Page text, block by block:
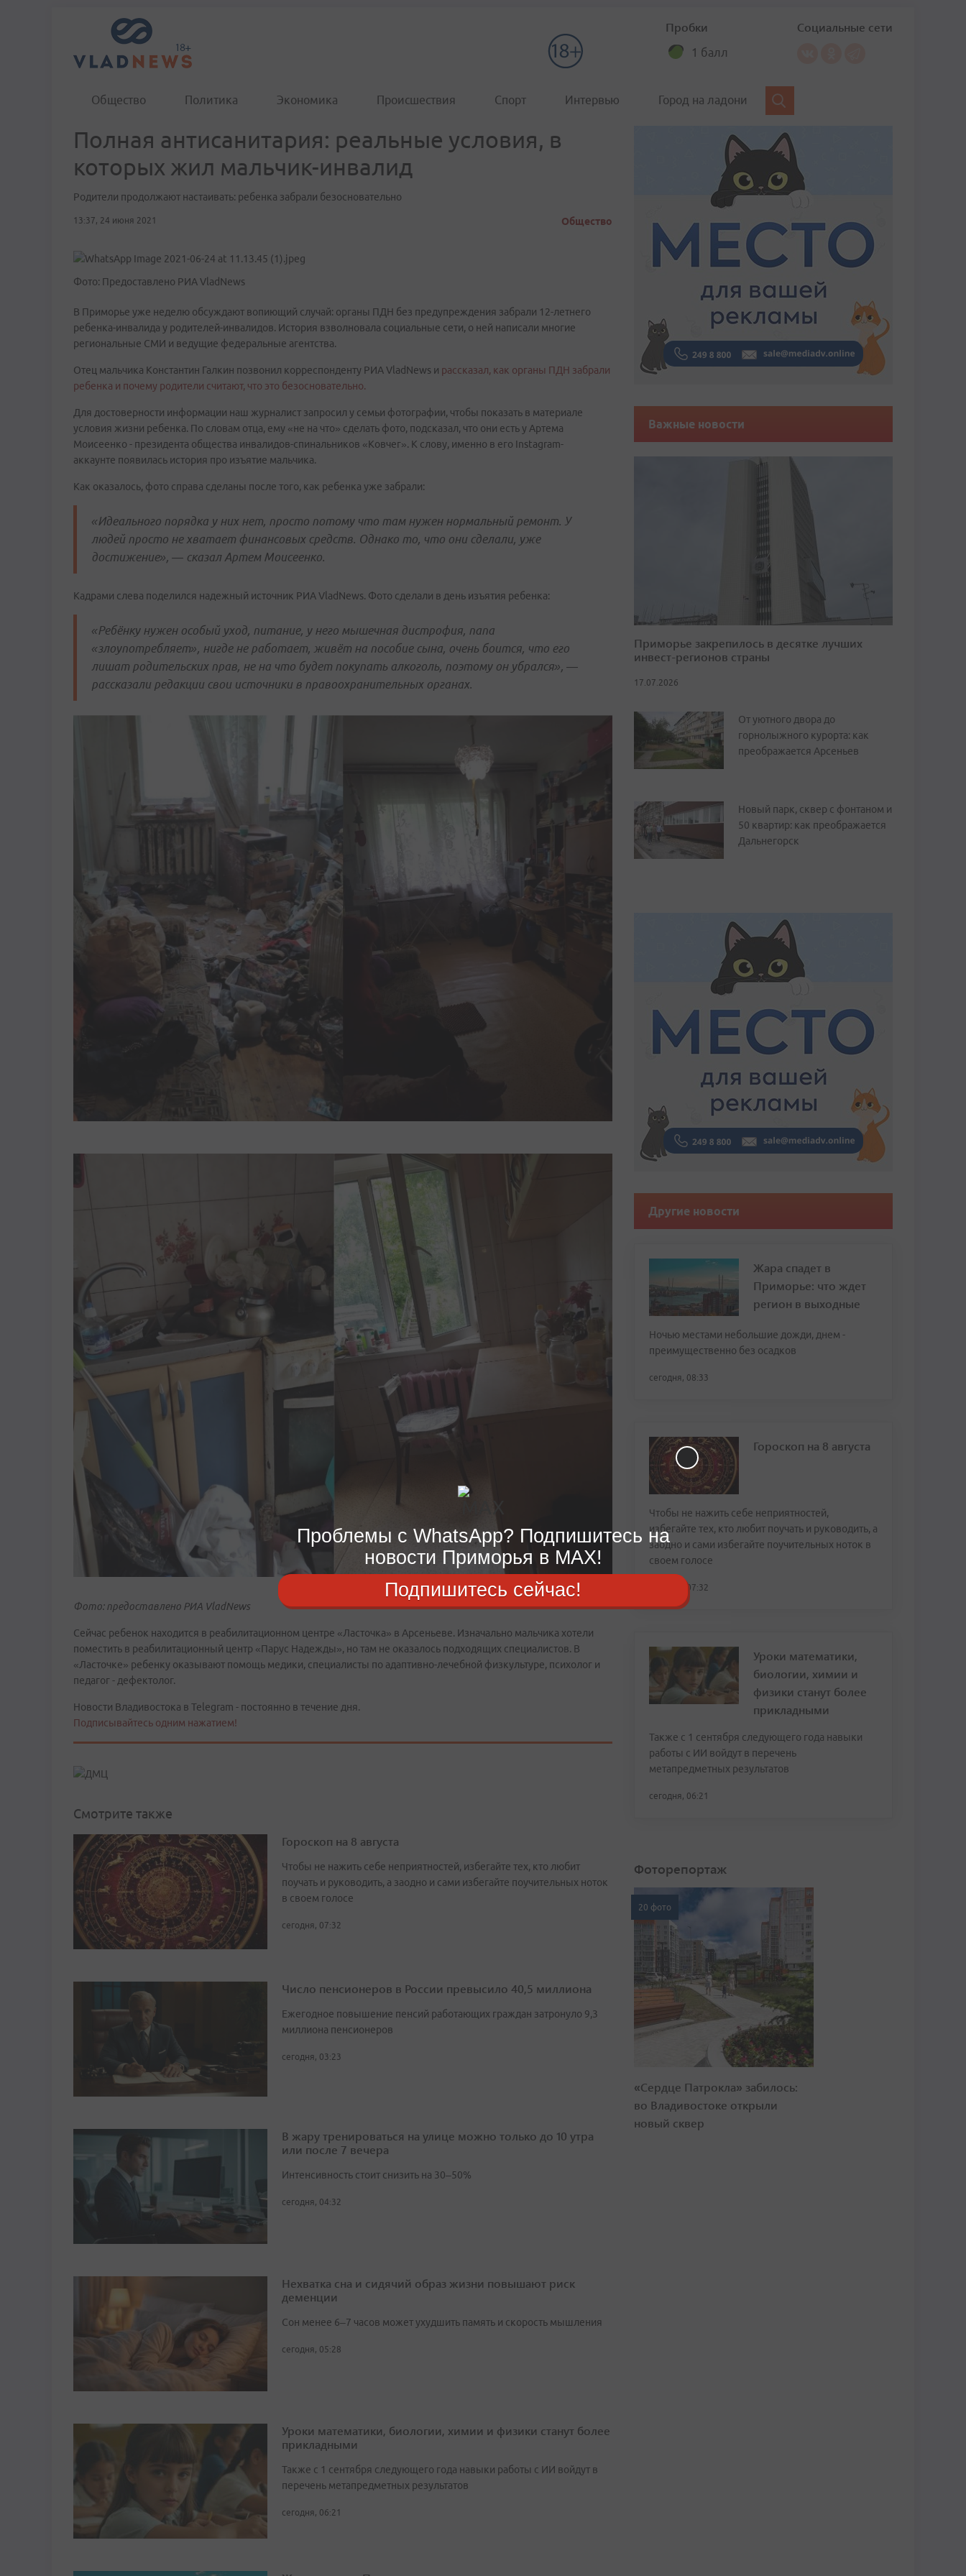
Пробки
1 балл
Социальные сети
Общество Политика Экономика Происшествия Спорт Интервью Город на ладони
Полная антисанитария: реальные условия, в
которых жил мальчик-инвалид
Родители продолжают настаивать: ребенка забрали безосновательно
13:37, 24 июня 2021 Общество
Фото: Предоставлено РИА VladNews
В Приморье уже неделю обсуждают вопиющий случай: органы ПДН без предупреждения забрали 12-летнего
ребенка-инвалида у родителей-инвалидов. История взволновала социальные сети, о ней написали многие
региональные СМИ и ведущие федеральные агентства.
Отец мальчика Константин Галкин позвонил корреспонденту РИА VladNews и рассказал, как органы ПДН забрали
ребенка и почему родители считают, что это безосновательно.
Для достоверности информации наш журналист запросил у семьи фотографии, чтобы показать в материале
условия жизни ребенка. По словам отца, ему «не на что» сделать фото, подсказал, что они есть у Артема
Моисеенко - президента общества инвалидов-спинальников «Ковчег». К слову, именно в его Instagram-
аккаунте появилась история про изъятие мальчика.
Как оказалось, фото справа сделаны после того, как ребенка уже забрали:
«Идеального порядка у них нет, просто потому что там нужен нормальный ремонт. У
людей просто не хватает финансовых средств. Однако то, что они сделали, уже
достижение», — сказал Артем Моисеенко.
Кадрами слева поделился надежный источник РИА VladNews. Фото сделали в день изъятия ребенка:
«Ребёнку нужен особый уход, питание, у него мышечная дистрофия, папа
«злоупотребляет», нигде не работает, живёт на пособие сына, очень боится, что его
лишат родительских прав, не на что будет покупать алкоголь, поэтому он убрался», —
рассказали редакции свои источники в правоохранительных органах.
Фото: предоставлено РИА VladNews
Сейчас ребенок находится в реабилитационном центре «Ласточка» в Арсеньеве. Изначально мальчика хотели
поместить в реабилитационный центр «Парус Надежды», но там не оказалось подходящих специалистов. В
«Ласточке» ребенку оказывают помощь медики, специалисты по адаптивно-лечебной физкультуре, психолог и
педагог - дефектолог.
Новости Владивостока в Telegram - постоянно в течение дня.
Подписывайтесь одним нажатием!
Смотрите также
Гороскоп на 8 августа
Чтобы не нажить себе неприятностей, избегайте тех, кто любит
поучать и руководить, а заодно и сами избегайте поучительных ноток
в своем голосе
сегодня, 07:32
Число пенсионеров в России превысило 40,5 миллиона
Ежегодное повышение пенсий работающих граждан затронуло 9,3
миллиона пенсионеров
сегодня, 03:23
В жару тренироваться на улице можно только до 10 утра
или после 7 вечера
Интенсивность стоит снизить на 30–50%
сегодня, 04:32
Нехватка сна и сидячий образ жизни повышают риск
деменции
Сон менее 6–7 часов может ухудшить память и скорость мышления
сегодня, 05:28
Уроки математики, биологии, химии и физики станут более
прикладными
Также с 1 сентября следующего года навыки работы с ИИ войдут в
перечень метапредметных результатов
сегодня, 06:21
Важные новости
Приморье закрепилось в десятке лучших
инвест-регионов страны
17.07.2026
От уютного двора до
горнолыжного курорта: как
преображается Арсеньев
Новый парк, сквер с фонтаном и
50 квартир: как преображается
Дальнегорск
Другие новости
Жара спадет в
Приморье: что ждет
регион в выходные
Ночью местами небольшие дожди, днем -
преимущественно без осадков
сегодня, 08:33
Гороскоп на 8 августа
Чтобы не нажить себе неприятностей,
избегайте тех, кто любит поучать и руководить, а
заодно и сами избегайте поучительных ноток в
своем голосе
сегодня, 07:32
Уроки математики,
биологии, химии и
физики станут более
прикладными
Также с 1 сентября следующего года навыки
работы с ИИ войдут в перечень
метапредметных результатов
сегодня, 06:21
Фоторепортаж
20 фото
«Сердце Патрокла» забилось:
во Владивостоке открыли
новый сквер
Проблемы с WhatsApp? Подпишитесь на
новости Приморья в MAX!
Подпишитесь сейчас!